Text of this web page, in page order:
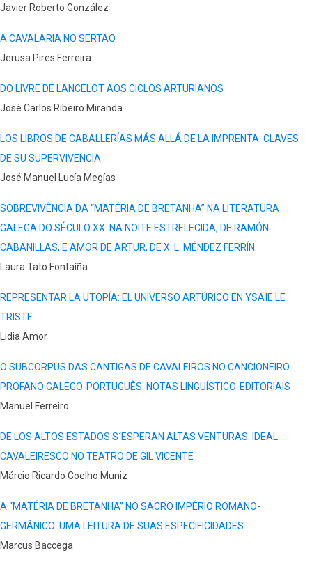
Javier Roberto González
A CAVALARIA NO SERTÃO
Jerusa Pires Ferreira
DO LIVRE DE LANCELOT AOS CICLOS ARTURIANOS
José Carlos Ribeiro Miranda
LOS LIBROS DE CABALLERÍAS MÁS ALLÁ DE LA IMPRENTA: CLAVES
DE SU SUPERVIVENCIA
José Manuel Lucía Megías
SOBREVIVÊNCIA DA “MATÉRIA DE BRETANHA” NA LITERATURA
GALEGA DO SÉCULO XX. NA NOITE ESTRELECIDA, DE RAMÓN
CABANILLAS, E AMOR DE ARTUR, DE X. L. MÉNDEZ FERRÍN
Laura Tato Fontaíña
REPRESENTAR LA UTOPÍA: EL UNIVERSO ARTÚRICO EN YSAÏE LE
TRISTE
Lidia Amor
O SUBCORPUS DAS CANTIGAS DE CAVALEIROS NO CANCIONEIRO
PROFANO GALEGO-PORTUGUÊS. NOTAS LINGUÍSTICO-EDITORIAIS
Manuel Ferreiro
DE LOS ALTOS ESTADOS S´ESPERAN ALTAS VENTURAS: IDEAL
CAVALEIRESCO NO TEATRO DE GIL VICENTE
Márcio Ricardo Coelho Muniz
A “MATÉRIA DE BRETANHA” NO SACRO IMPÉRIO ROMANO-
GERMÂNICO: UMA LEITURA DE SUAS ESPECIFICIDADES
Marcus Baccega